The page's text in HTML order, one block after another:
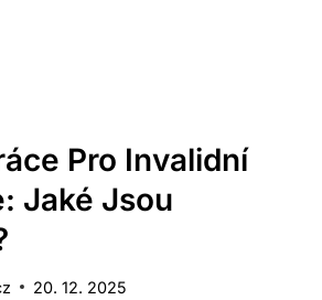
Pro Invalidní
Jaké Jsou
20. 12. 2025